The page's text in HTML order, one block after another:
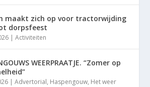
maakt zich op voor tractorwijding
dorpsfeest
|Activiteiten
WEERPRAATJE. “Zomer op
|Advertorial, Haspengouw, Het weer